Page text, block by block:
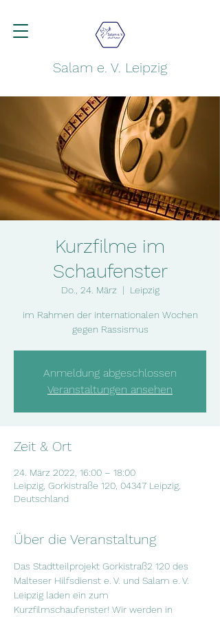
Salam e. V. Leipzig
Kurzfilme im
Schaufenster
Do., 24. März
  |
Leipzig
im Rahmen der internationalen Wochen
gegen Rassismus
Anmeldung abgeschlossen
Veranstaltungen ansehen
Zeit & Ort
24. März 2022, 16:00 – 18:00
Leipzig, Gorkistraße 120, 04347 Leipzig,
Deutschland
Über die Veranstaltung
Das Stadtteilprojekt Gorkistraß2 120 des
Malteser Hilfsdienst e. V. und Salam e. V.
Leipzig laden ein zum
Kurzfilmschaufenster! Wir werden in